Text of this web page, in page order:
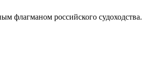
флагманом российского судоходства.